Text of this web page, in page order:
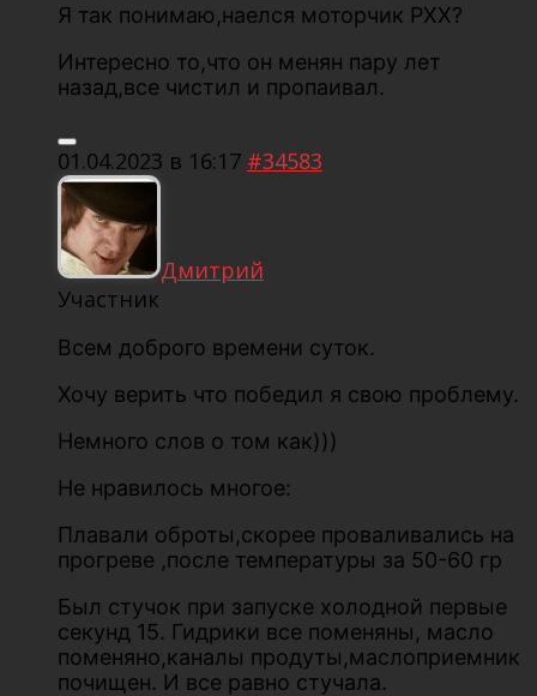
Я так понимаю,наелся моторчик РХХ?
Интересно то,что он менян пару лет
назад,все чистил и пропаивал.
01.04.2023 в 16:17 #34583
Дмитрий
Участник
Всем доброго времени суток.
Хочу верить что победил я свою проблему.
Немного слов о том как)))
Не нравилось многое:
Плавали оброты,скорее проваливались на
прогреве ,после температуры за 50-60 гр
Был стучок при запуске холодной первые
секунд 15. Гидрики все поменяны, масло
поменяно,каналы продуты,маслоприемник
почищен. И все равно стучала.